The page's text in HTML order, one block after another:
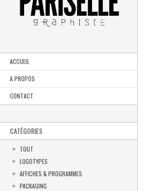
ACCUEIL
A PROPOS
CONTACT
CATÉGORIES
TOUT
LOGOTYPES
AFFICHES & PROGRAMMES
PACKAGING